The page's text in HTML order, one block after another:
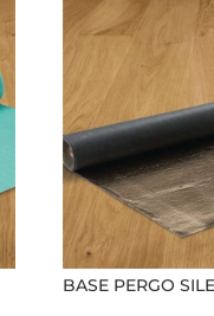
BASE PERGO